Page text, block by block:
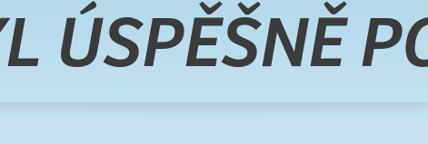
ÚSPĚŠNĚ